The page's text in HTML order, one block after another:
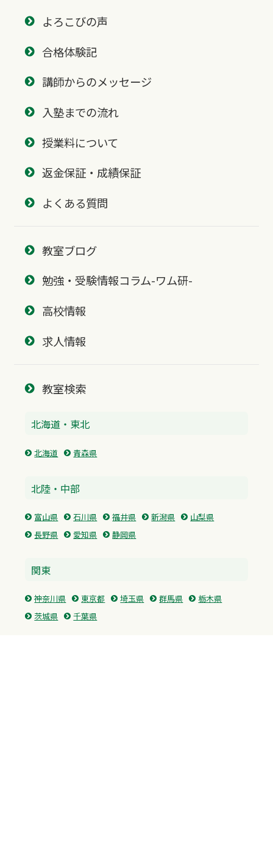
よろこびの声
合格体験記
講師からのメッセージ
入塾までの流れ
授業料について
返金保証・成績保証
よくある質問
教室ブログ
勉強・受験情報コラム-ワム研-
高校情報
求人情報
教室検索
北海道・東北
北海道 青森県
北陸・中部
富山県 石川県 福井県 新潟県
山梨県
長野県
愛知県 静岡県
関東
神奈川県 東京都 埼玉県 群馬県
栃木県
茨城県
千葉県